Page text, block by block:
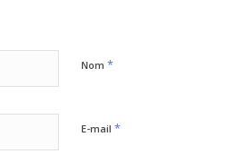
Nom *
E-mail *